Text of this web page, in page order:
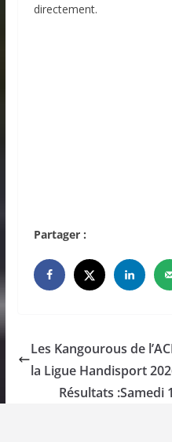
directement.
Partager :
Les Kangourous de
la Ligue Handisport
Résultats :Samedi